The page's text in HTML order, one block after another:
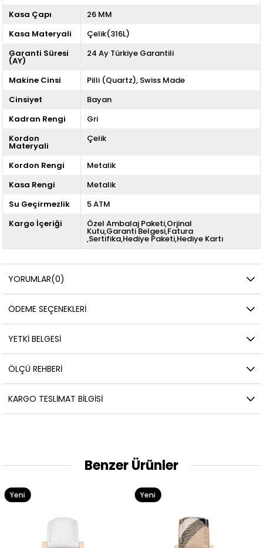
Kasa Çapı
26 MM
Kasa Materyali
Çelik(316L)
Garanti Süresi
(AY)
24 Ay Türkiye Garantili
Makine Cinsi Pilli (Quartz) Swiss Made
Cinsiyet
Bayan
Kadran Rengi
Gri
Kordon
Materyali
Çelik
Kordon Rengi
Metalik
Kasa Rengi
Metalik
Su Geçirmezlik
5 ATM
Kargo İçeriği
Özel Ambalaj Paketi,Orjinal
Kutu,Garanti Belgesi,Fatura
,Sertifika,Hediye Paketi,Hediye Kartı
YORUMLAR(0)
ÖDEME SEÇENEKLERI
YETKİ BELGESİ
ÖLÇÜ REHBERI
KARGO TESLIMAT BILGISI
Benzer Ürünler